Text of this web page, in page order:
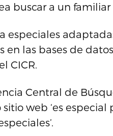
buscar a un
especiales
las bases de
CICR.
Central de
web ‘es especial